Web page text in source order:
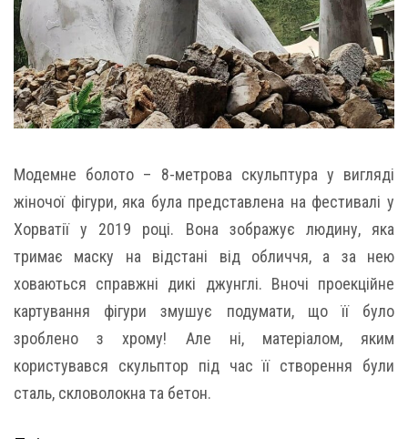
Модемне болото – 8-метрова скульптура у вигляді
жіночої фігури, яка була представлена ​​на фестивалі у
Хорватії у 2019 році. Вона зображує людину, яка
тримає маску на відстані від обличчя, а за нею
ховаються справжні дикі джунглі. Вночі проекційне
картування фігури змушує подумати, що її було
зроблено з хрому! Але ні, матеріалом, яким
користувався скульптор під час її створення були
сталь, скловолокна та бетон.